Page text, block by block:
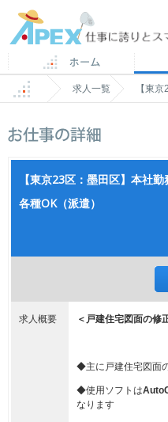
求人一覧 【東
【東京23区：墨田区】本社
各種OK（派遣）
求人概要 ＜戸建住宅図面の修
◆主に戸建住宅図面
◆使用ソフトは
なります